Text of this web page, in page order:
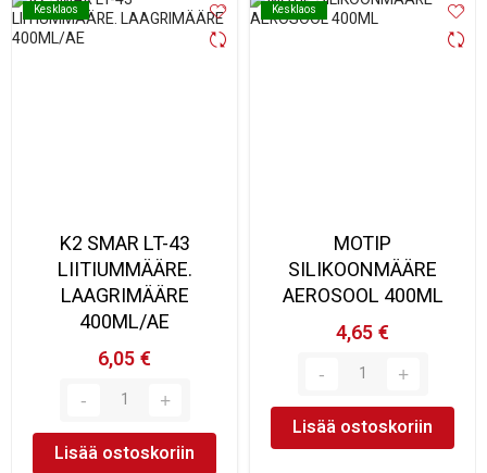
Kesklaos
Kesklaos
K2 SMAR LT-43
LIITIUMMÄÄRE.
LAAGRIMÄÄRE
400ML/AE
6,05 €
Lisää ostoskoriin
Kesklaos
Kesklaos
MOTIP
SILIKOONMÄÄRE
AEROSOOL 400ML
4,65 €
Lisää ostoskoriin